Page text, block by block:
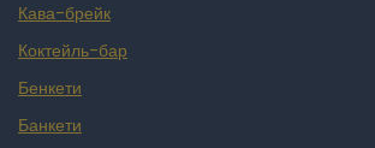
Кава-брейк
Коктейль-бар
Бенкети
Банкети